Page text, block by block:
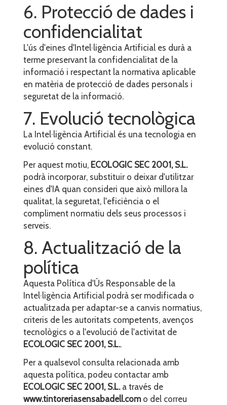
6. Protecció de dades i
confidencialitat
L'ús d'eines d'Intel·ligència Artificial es durà a
terme preservant la confidencialitat de la
informació i respectant la normativa aplicable
en matèria de protecció de dades personals i
seguretat de la informació.
7. Evolució tecnològica
La Intel·ligència Artificial és una tecnologia en
evolució constant.
Per aquest motiu, ECOLOGIC SEC 2001, S.L.
podrà incorporar, substituir o deixar d'utilitzar
eines d'IA quan consideri que això millora la
qualitat, la seguretat, l'eficiència o el
compliment normatiu dels seus processos i
serveis.
8. Actualització de la
política
Aquesta Política d'Ús Responsable de la
Intel·ligència Artificial podrà ser modificada o
actualitzada per adaptar-se a canvis normatius,
criteris de les autoritats competents, avenços
tecnològics o a l'evolució de l'activitat de
ECOLOGIC SEC 2001, S.L..
Per a qualsevol consulta relacionada amb
aquesta política, podeu contactar amb
ECOLOGIC SEC 2001, S.L.a través de
www.tintoreriasensabadell.como del correu